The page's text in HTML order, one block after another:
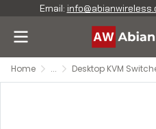
Email:
Home ... Desktop KVM